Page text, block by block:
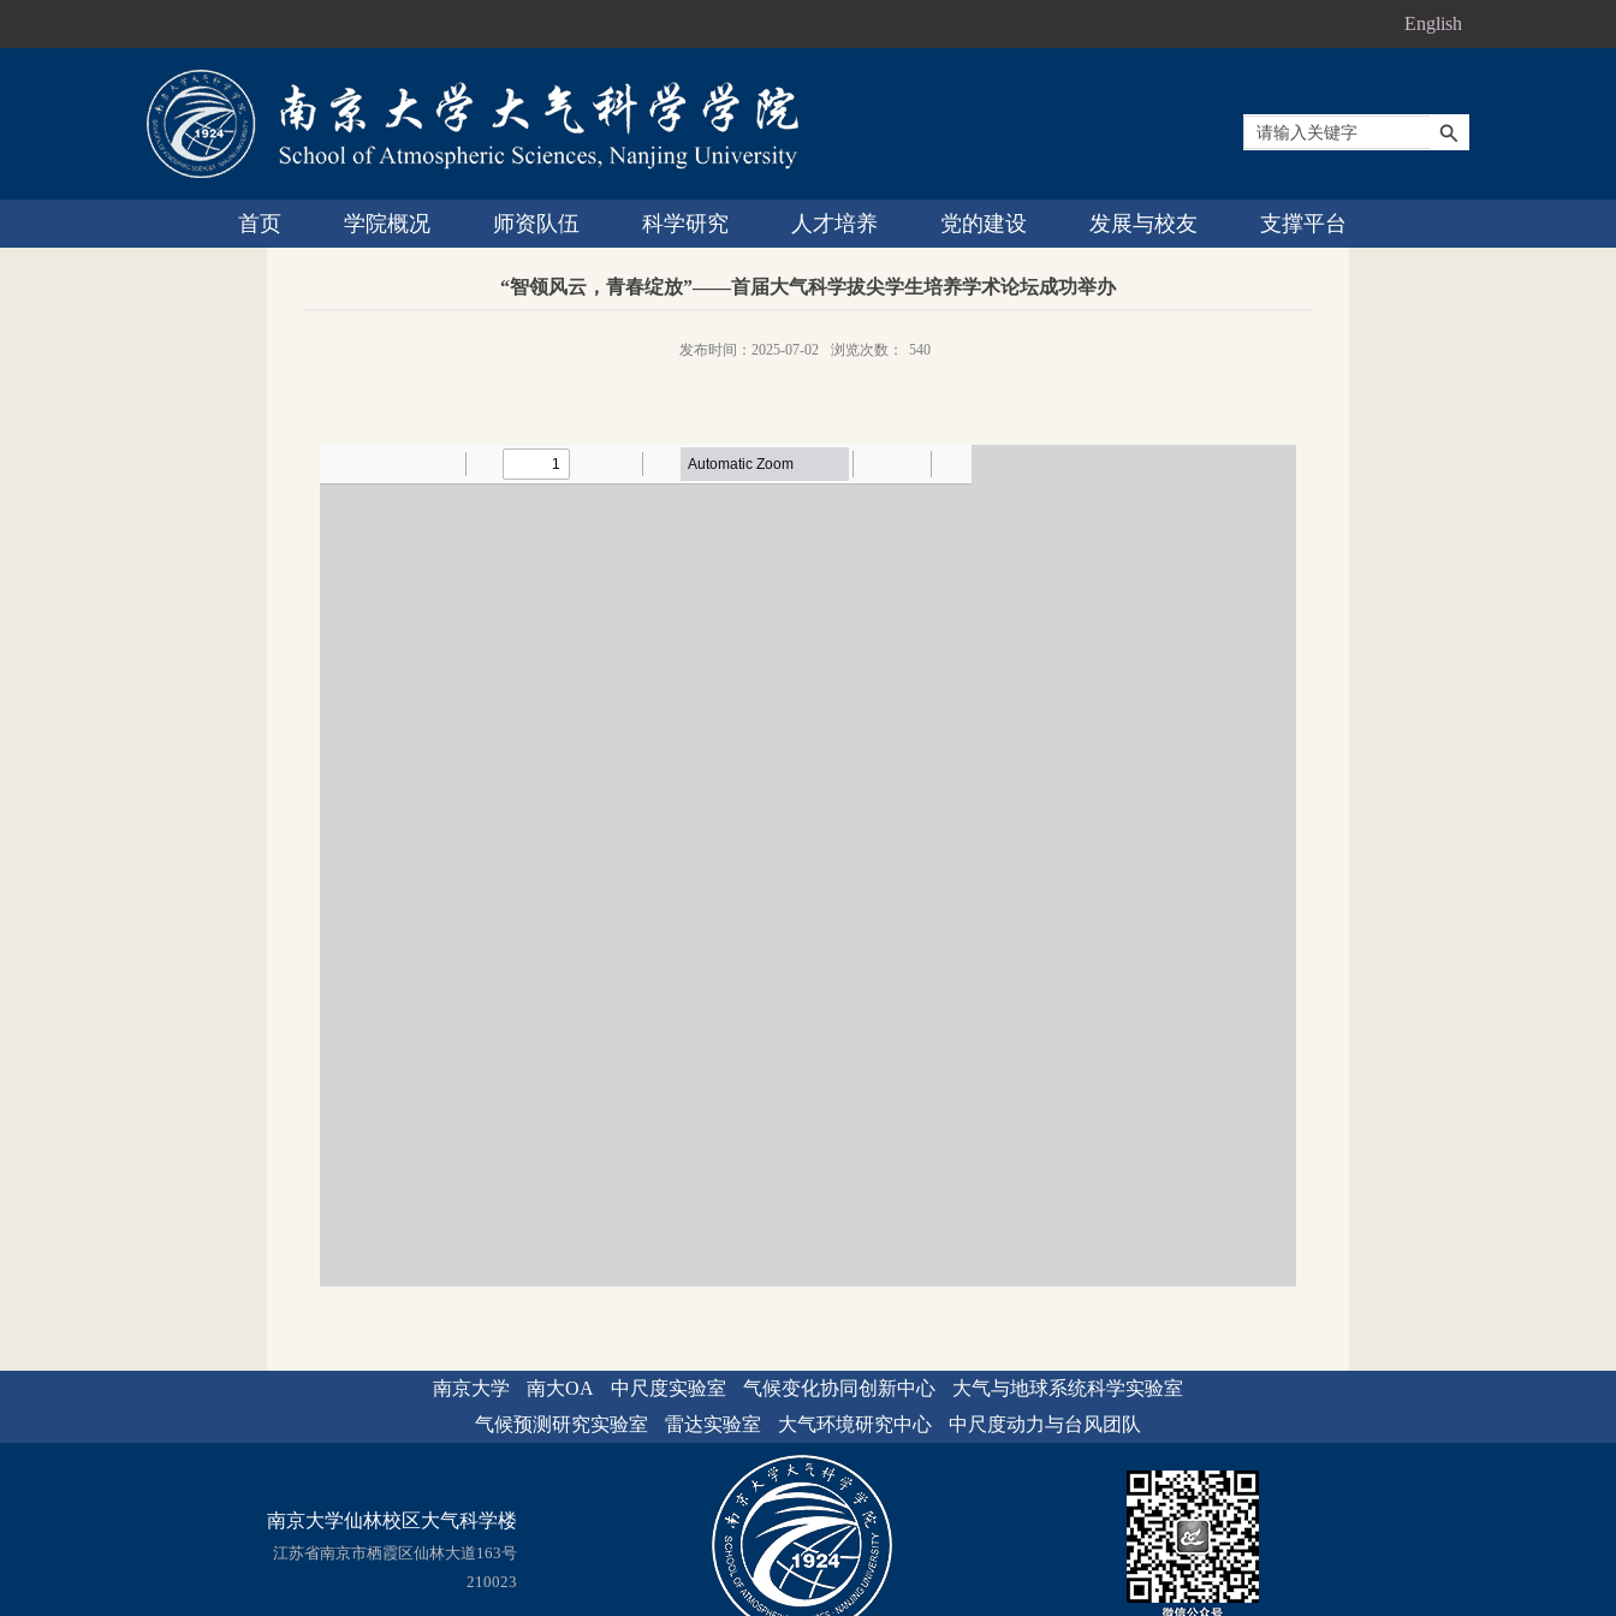
English
首页 学院概况 师资队伍 科学研究 人才培养 党的建设 发展与校友 支撑平台
“智领风云，青春绽放”——首届大气科学拔尖学生培养学术论坛成功举办
发布时间：2025-07-02 浏览次数： 540
南京大学 南大OA 中尺度实验室 气候变化协同创新中心
大气与地球系统科学实验室
气候预测研究实验室
雷达实验室 大气环境研究中心 中尺度动力与台风团队
南京大学仙林校区大气科学楼
江苏省南京市栖霞区仙林大道163号
210023